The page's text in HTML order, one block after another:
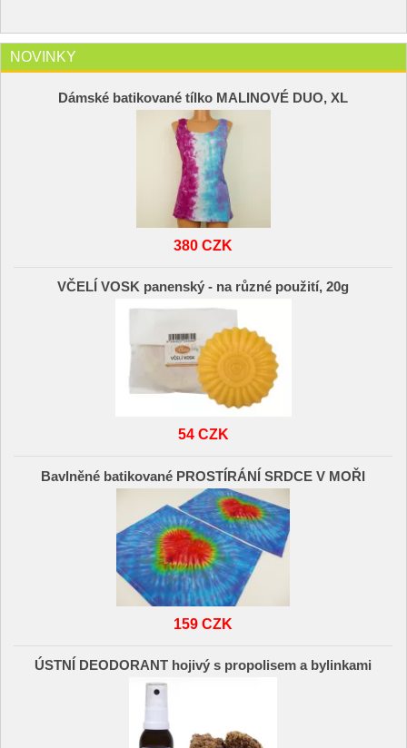
NOVINKY
Dámské batikované tílko MALINOVÉ DUO, XL
380 CZK
VČELÍ VOSK panenský - na různé použití, 20g
54 CZK
Bavlněné batikované PROSTÍRÁNÍ SRDCE V MOŘI
159 CZK
ÚSTNÍ DEODORANT hojivý s propolisem a bylinkami